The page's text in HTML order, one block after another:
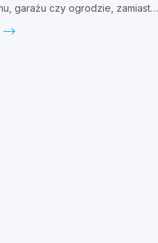
garażu czy ogrodzie, zamiast…